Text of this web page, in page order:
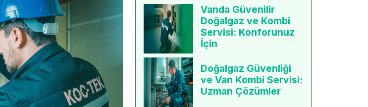
Vanda Güvenilir
Doğalgaz ve Kombi
Servisi: Konforunuz
İçin
Doğalgaz Güvenliği
ve Van Kombi Servisi:
Uzman Çözümler